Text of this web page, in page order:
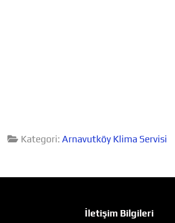
Kategori: Arnavutköy Klima Servisi
İletişim Bilgileri